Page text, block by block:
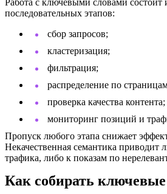
последовательных этапов:
сбор запросов;
кластеризация;
фильтрация;
распределение по
проверка качества контента;
мониторинг позиций и
Пропуск любого этапа снижает
Некачественная семантика приводит
трафика, либо к показам по
Как собирать ключевые